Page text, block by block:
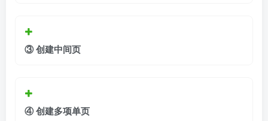
③创建中间页
④ 创建多项单页